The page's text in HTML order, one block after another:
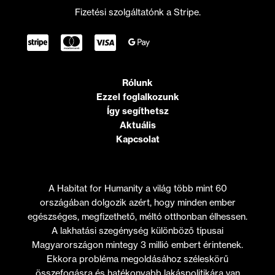
Fizetési szolgáltatónk a Stripe.
Rólunk
Ezzel foglalkozunk
Így segíthetsz
Aktuális
Kapcsolat
A Habitat for Humanity a világ több mint 60
országában dolgozik azért, hogy minden ember
egészséges, megfizethető, méltó otthonban élhessen.
A lakhatási szegénység különböző típusai
Magyarországon mintegy 3 millió embert érintenek.
Ekkora probléma megoldásához széleskörű